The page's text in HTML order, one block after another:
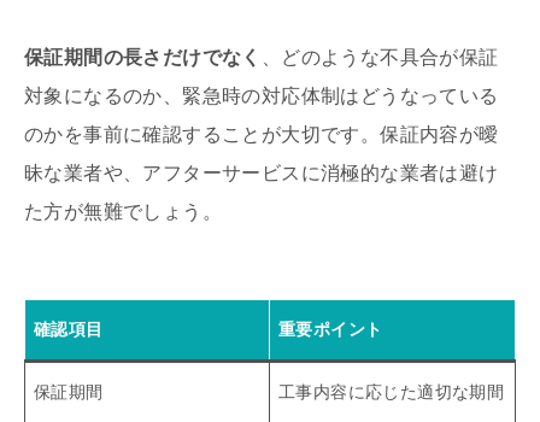
保証期間の長さだけでなく
、どのような不具合が保証
対象になるのか、緊急時の対応体制はどうなっている
のかを事前に確認することが大切です。保証内容が曖
昧な業者や、アフターサービスに消極的な業者は避け
た方が無難でしょう。
確認項目 重要ポイント
保証期間 工事内容に応じた適切な期間